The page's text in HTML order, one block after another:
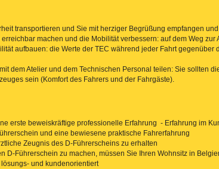
transportieren und Sie mit herziger Begrüßung empfangen
machen und die Mobilität verbessern: auf dem Weg zur
aufbauen: die Werte der TEC während jeder Fahrt
dem Atelier und dem Technischen Personal teilen: Sie sollten
sein (Komfort des Fahrers und der Fahrgäste).
erste beweiskräftige professionelle Erfahrung - Erfahrung im
und eine bewiesene praktische Fahrerfahrung
Zeugnis des D-Führerscheins zu erhalten
D-Führerschein zu machen, müssen Sie Ihren Wohnsitz in
und kundenorientiert